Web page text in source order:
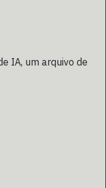
IA, um arquivo de